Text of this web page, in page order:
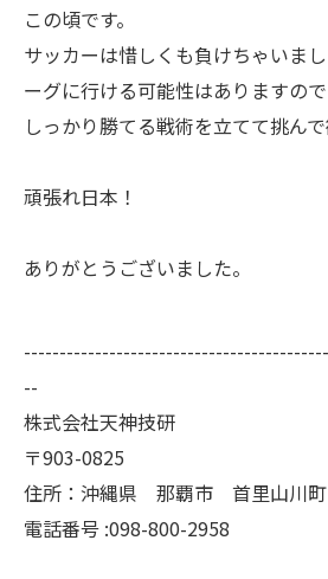
この頃です。
サッカーは惜しくも負けちゃいま
ーグに行ける可能性はありますので
しっかり勝てる戦術を立てて挑んで
頑張れ日本！
ありがとうございました。
--
株式会社天神技研
〒903-0825
住所：沖縄県 那覇市 首里山川
電話番号 :098-800-2958